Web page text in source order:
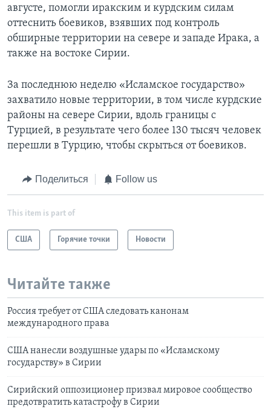
августе, помогли иракским и курдским силам
оттеснить боевиков, взявших под контроль
обширные территории на севере и западе Ирака, а
также на востоке Сирии.
За последнюю неделю «Исламское государство»
захватило новые территории, в том числе курдские
районы на севере Сирии, вдоль границы с
Турцией, в результате чего более 130 тысяч человек
перешли в Турцию, чтобы скрыться от боевиков.
Поделиться Follow us
This item is part of
США Горячие точки Новости
Читайте также
Россия требует от США следовать канонам
международного права
США нанесли воздушные удары по «Исламскому
государству» в Сирии
Сирийский оппозиционер призвал мировое сообщество
предотвратить катастрофу в Сирии